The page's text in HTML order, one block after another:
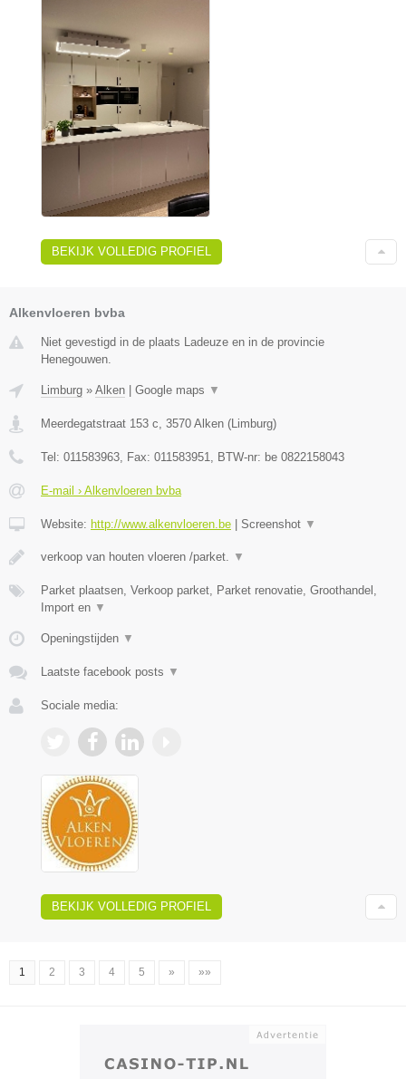
BEKIJK VOLLEDIG PROFIEL
Alkenvloeren bvba
Niet gevestigd in de plaats Ladeuze en in de provincie
Henegouwen.
Limburg » Alken Google maps ▼
Meerdegatstraat 153 c 3570 Alken ( Limburg)
Tel: 011583963 , Fax: 011583951 , BTW-nr: be 0822158043
E-mail › Alkenvloeren bvba
Website: http://www.alkenvloeren.be Screenshot ▼
verkoop van houten vloeren /parket. ▼
Parket plaatsen, Verkoop parket, Parket renovatie, Groothandel,
Import en ▼
Openingstijden ▼
Laatste facebook posts ▼
Sociale media:
BEKIJK VOLLEDIG PROFIEL
1 2 3 4 5 » »»